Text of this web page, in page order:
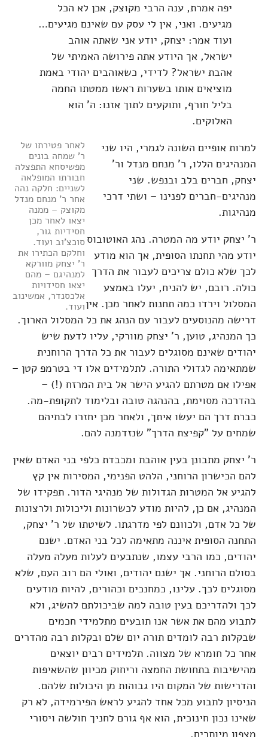
יפה אמרת, ענה הרבי מקוצק, אכן לא הכל
מגיעים. ואני, אין לי עסק עם שאינם מגיעים…
ועוד אמר: יצחק, יודע אני שאתה אוהב
ישראל, אך היודע אתה פירושה האמיתי של
אהבת ישראל? לדידי, כשאוהבים יהודי באמת
מוציאים אותו בשערות ראשו ממטתו החמה
בליל חורף, ותוקעים לתוך אזנו: ה' הוא
האלוקים.
לאחר פטירתו של
ר' שמחה בונים
מפשיסחא התפצלה
חבורתו המופלאה
לשניים: חלקה נהה
אחר ר' מנחם מנדל
מקוצק – ממנה
יצאו לאחר מכן
חסידיות גור,
סוכצ'וב ועוד.
וחלקם הכתירו את
ר' יצחק מוורקא
למנהיגם – מהם
יצאו חסידויות
אלכסנדר, אמשינוב
ועוד.
למרות אופיים השונה לגמרי, היו שני
המנהיגים הללו, ר' מנחם מנדל ור'
יצחק, חברים בלב ובנפש. שני
מנהיגים-חברים לפנינו – ושתי דרכי
מנהיגות.
ר' יצחק יודע מה המטרה. נהג האוטובוס
יודע מהי תחנתו הסופית, אך הוא מודע
לכך שלא כולם צריכים לעבור את הדרך
כולה. רובם, יש להניח, יעלו באמצע
המסלול וירדו כמה תחנות לאחר מכן. אין
דרישה מהנוסעים לעבור עם הנהג את כל המסלול הארוך.
כך המנהיג, טוען, ר' יצחק מוורקי, עליו לדעת שיש
יהודים שאינם מסוגלים לעבור את כל הדרך הרוחנית
שמתאימה לגדולי התורה. לתלמידים אלו די בטרמפ קטן –
אפילו אם מטרתם להגיע הישר אל בית המרזח (!) –
בהדרכה מסוימת, בהנהגה טובה ובלימוד לתקופת-מה.
כברת דרך הם יעשו איתך, ולאחר מכן יחזרו לבתיהם
שמחים על "קפיצת הדרך" שנזדמנה להם.
ר' יצחק מתבונן בעין אוהבת ומכבדת כלפי בני האדם שאין
להם הכישרון הרוחני, הלהט הפנימי, המסירות אין קץ
להגיע אל המטרות הגדולות של מנהיגי הדור. תפקידו של
המנהיג, אם כן, להיות מודע לכשרונות וליכולות ולרצונות
של כל אדם, ולכוונם לפי מדרגתו. לשיטתו של ר' יצחק,
התחנה הסופית איננה מתאימה לכל בני האדם. ישנם
יהודים, כמו הרבי עצמו, שנתבעים לעלות מעלה מעלה
בסולם הרוחני. אך ישנם יהודים, ואולי הם רוב העם, שלא
מסוגלים לכך. עלינו, כמחנכים וכהורים, להיות מודעים
לכך ולהדריכם בעין טובה למה שביכולתם להשיג, ולא
לתבוע מהם את אשר אנו תובעים מתלמידי חכמים
שבקלות רבה לומדים תורה יום שלם ובקלות רבה מהדרים
אחר כל חומרא של מצווה. תלמידים רבים יוצאים
מהישיבות בתחושת החמצה וריחוק מכיוון שהשאיפות
והדרישות של המקום היו גבוהות מן היכולות שלהם.
הניסיון לתבוע מכל אחד להגיע לראש הפירמידה, לא רק
שאינו נכון חינוכית, הוא אף גורם לחניך חולשה ויסורי
מצפון מיותרים.